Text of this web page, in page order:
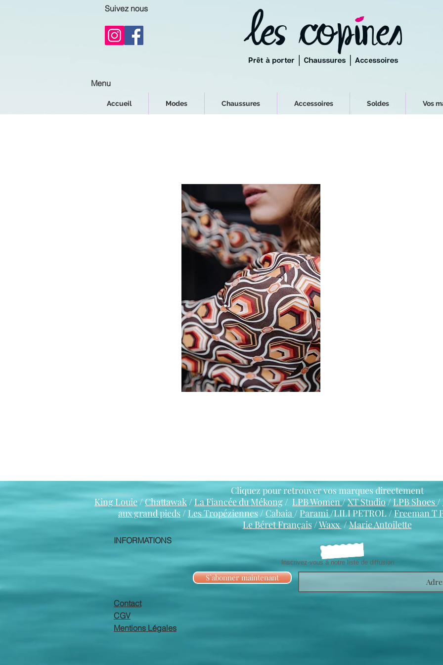
Suivez nous
Menu
Accueil Modes Chaussures Accessoires Soldes Vos
Cliquez pour retrouver vos marques directement
King Louie / Chattawak / La Fiancée du Mékong/ LPB Women/XT Studio / LPB Shoes /
aux grand pieds / Les Tropéziennes / Cabaia / Parami/LILI PETROL / Freeman T
Le Béret Français/Waxx /Marie Antoilette
INFORMATIONS
Contact
Inscrivez-vous à notre liste de diffusion
S`abonner maintenant
CGV
Mentions Légales